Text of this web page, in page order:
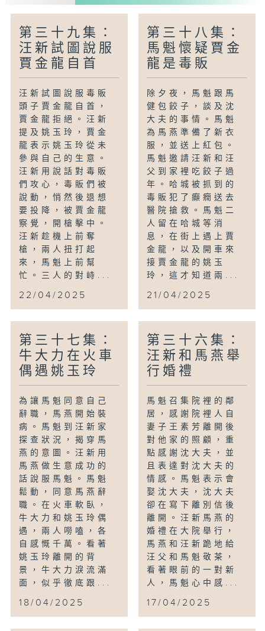
第三十九集：
汪新試圖說服
賈金龍自首
汪新試圖說服毒販
頭子賈金龍自首，
賈金龍拒絕。汪新
提及姚玉玲，賈金
龍表示姚玉玲從未
參與自己的生意。
汪新用說話對毒販
們攻心，毒販們被
說動，悄然後退想
要投降，被賈金龍
察覺，開槍擊中。
汪新趁機上前奪
槍，兩人扭打起
來，馬魁上前幫
忙。三人的對峙...
22/04/2025
第三十八集：
馬魁懷疑賈金
龍是毒販
除夕夜，馬魁跟馬
健包餃子，談及沈
大夫的事情。馬魁
為馬燕準備了新衣
服，並送上紅包。
馬魁邀請汪新和汪
父到家裡吃餃子過
年。哈城被抓到的
毒販犯了癲癇送去
醫院搶救。馬魁二
人留在哈城等消
息，在街上遇上賈
金龍，以及開車來
接賈金龍的姚玉
玲，這才知道兩...
21/04/2025
第三十七集：
牛大力在火車
偶遇姚玉玲
為讓馬魁同意自己
辭職，馬燕開始裝
病。馬魁到汪新家
探查狀況，揭穿馬
燕的意圖。汪新用
馬燕做生意成功的
話說服馬魁。馬魁
鬆動，同意馬燕辭
職。在火車軟臥，
牛大力和姚玉玲偶
遇，兩人嘮嗑，各
自感慨千萬。看著
姚玉玲離開的背
景，牛大力淚流滿
面，似乎徹底跟...
18/04/2025
第三十六集：
汪新和馬燕舉
行婚禮
馬魁召集院裡的鄰
居，感謝院裡人自
妻子王素芳離開後
對他家的照顧，重
點感謝沈大夫，並
且表達對沈大夫的
情感。馬魁表示會
娶沈大夫，沈大夫
卻在寫下離別信後
離開。汪新馬燕的
婚禮在大院舉行，
馬燕和汪新跪地給
汪父和馬魁敬茶，
看著眼前的一對新
人，馬魁心中感...
17/04/2025